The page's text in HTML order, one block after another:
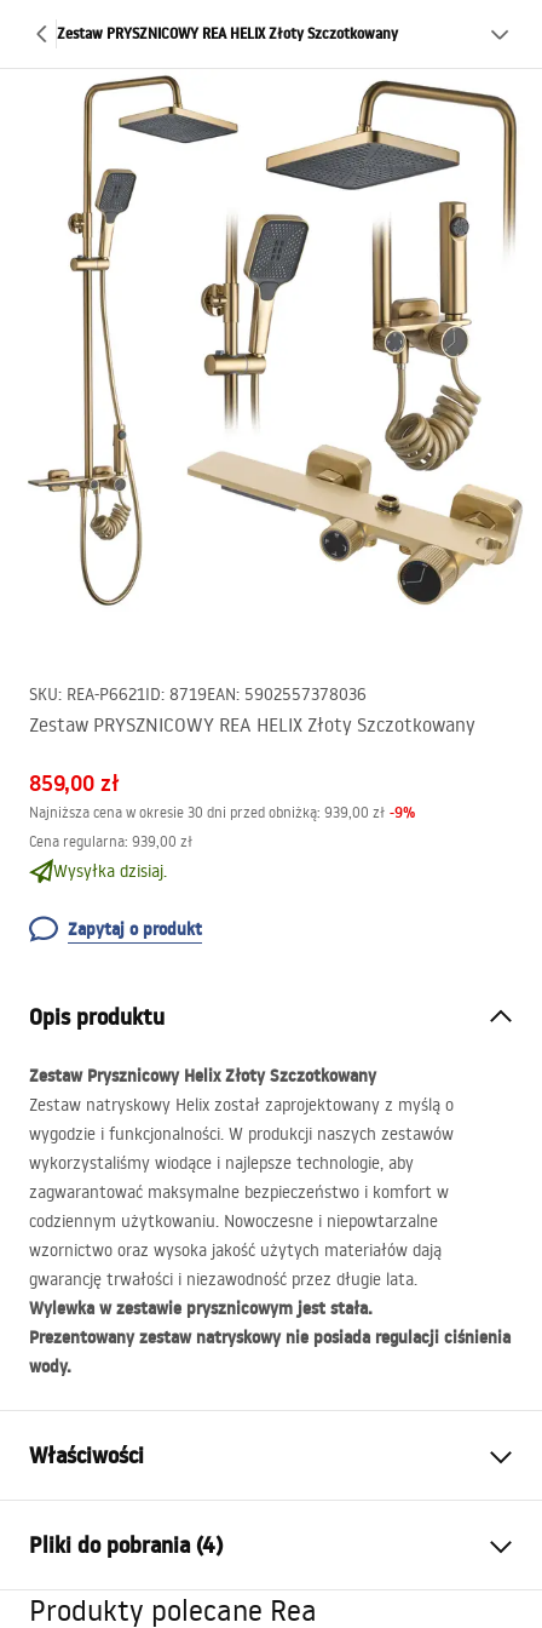
Zestaw PRYSZNICOWY REA HELIX Złoty Szczotkowany
SKU: REA-P6621ID: 8719EAN: 5902557378036
Zestaw PRYSZNICOWY REA HELIX Złoty Szczotkowany
859,00 zł
Najniższa cena w okresie 30 dni przed obniżką: 939,00 zł -9%
Cena regularna: 939,00 zł
Wysyłka dzisiaj.
Zapytaj o produkt
Opis produktu
Zestaw Prysznicowy Helix Złoty Szczotkowany
Zestaw natryskowy Helix został zaprojektowany z myślą o
wygodzie i funkcjonalności. W produkcji naszych zestawów
wykorzystaliśmy wiodące i najlepsze technologie, aby
zagwarantować maksymalne bezpieczeństwo i komfort w
codziennym użytkowaniu. Nowoczesne i niepowtarzalne
wzornictwo oraz wysoka jakość użytych materiałów dają
gwarancję trwałości i niezawodność przez długie lata.
Wylewka w zestawie prysznicowym jest stała.
Prezentowany zestaw natryskowy nie posiada regulacji ciśnienia
wody.
Właściwości
Materiał:
Rodzaj baterii:
Jednouchwytowa
Pliki do pobrania (4)
Produkty polecane Rea